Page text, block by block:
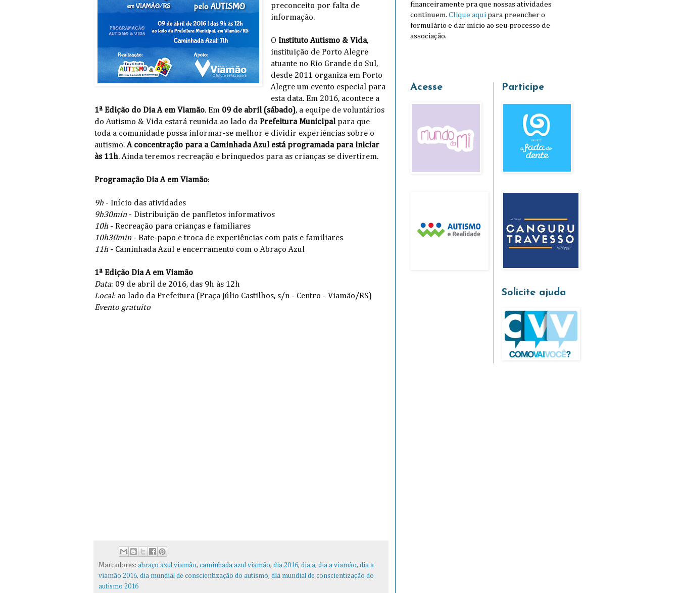
preconceito por falta de
informação.
O Instituto Autismo & Vida,
instituição de Porto Alegre
atuante no Rio Grande do Sul,
desde 2011 organiza em Porto
Alegre um evento especial para
esta data. Em 2016, acontece a
1ª Edição do Dia A em Viamão. Em 09 de abril (sábado), a equipe de voluntários
do Autismo & Vida estará reunida ao lado da Prefeitura Municipal para que
toda a comunidade possa informar-se melhor e dividir experiências sobre o
autismo.A concentração para a Caminhada Azul está programada para iniciar
às 11h. Ainda teremos recreação e brinquedos para as crianças se divertirem.
Programação Dia A em Viamão:
9h - Início das atividades
9h30min- Distribuição de panfletos informativos
10h - Recreação para crianças e familiares
10h30min- Bate-papo e troca de experiências com pais e familiares
11h - Caminhada Azul e encerramento com o Abraço Azul
1ª Edição Dia A em Viamão
Data: 09 de abril de 2016, das 9h às 12h
Local: ao lado da Prefeitura (Praça Júlio Castilhos, s/n - Centro - Viamão/RS)
Evento gratuito
Marcadores: abraço azul viamão, caminhada azul viamão, dia 2016, dia a, dia a viamão, dia a
viamão 2016, dia mundial de conscientização do autismo, dia mundial de conscientização do
autismo 2016
financeiramente pra que nossas atividades
continuem. Clique aqui para preencher o
formulário e dar início ao seu processo de
associação.
Acesse Participe
Solicite ajuda